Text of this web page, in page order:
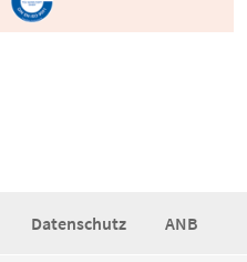
Datenschutz ANB